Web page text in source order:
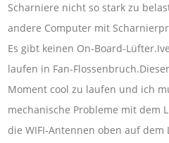
Scharniere nicht so stark zu
andere Computer mit
Es gibt keinen On-Board-
laufen in Fan-
Moment cool zu laufen und ich
mechanische Probleme mit dem
die WIFI-Antennen oben auf dem